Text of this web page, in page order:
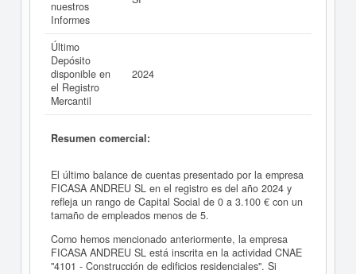
nuestros
Informes
Último
Depósito
disponible en
el Registro
Mercantil
2024
Resumen comercial:
El último balance de cuentas presentado por la empresa
FICASA ANDREU SL en el registro es del año 2024 y
refleja un rango de Capital Social de 0 a 3.100 € con un
tamaño de empleados menos de 5.
Como hemos mencionado anteriormente, la empresa
FICASA ANDREU SL está inscrita en la actividad CNAE
"4101 - Construcción de edificios residenciales". Si